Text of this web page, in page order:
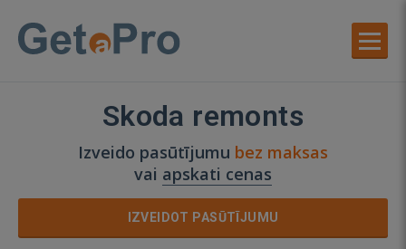
Skoda remonts
Izveido pasūtījumu bez maksas
vai apskati cenas
IZVEIDOT PASŪTĪJUMU